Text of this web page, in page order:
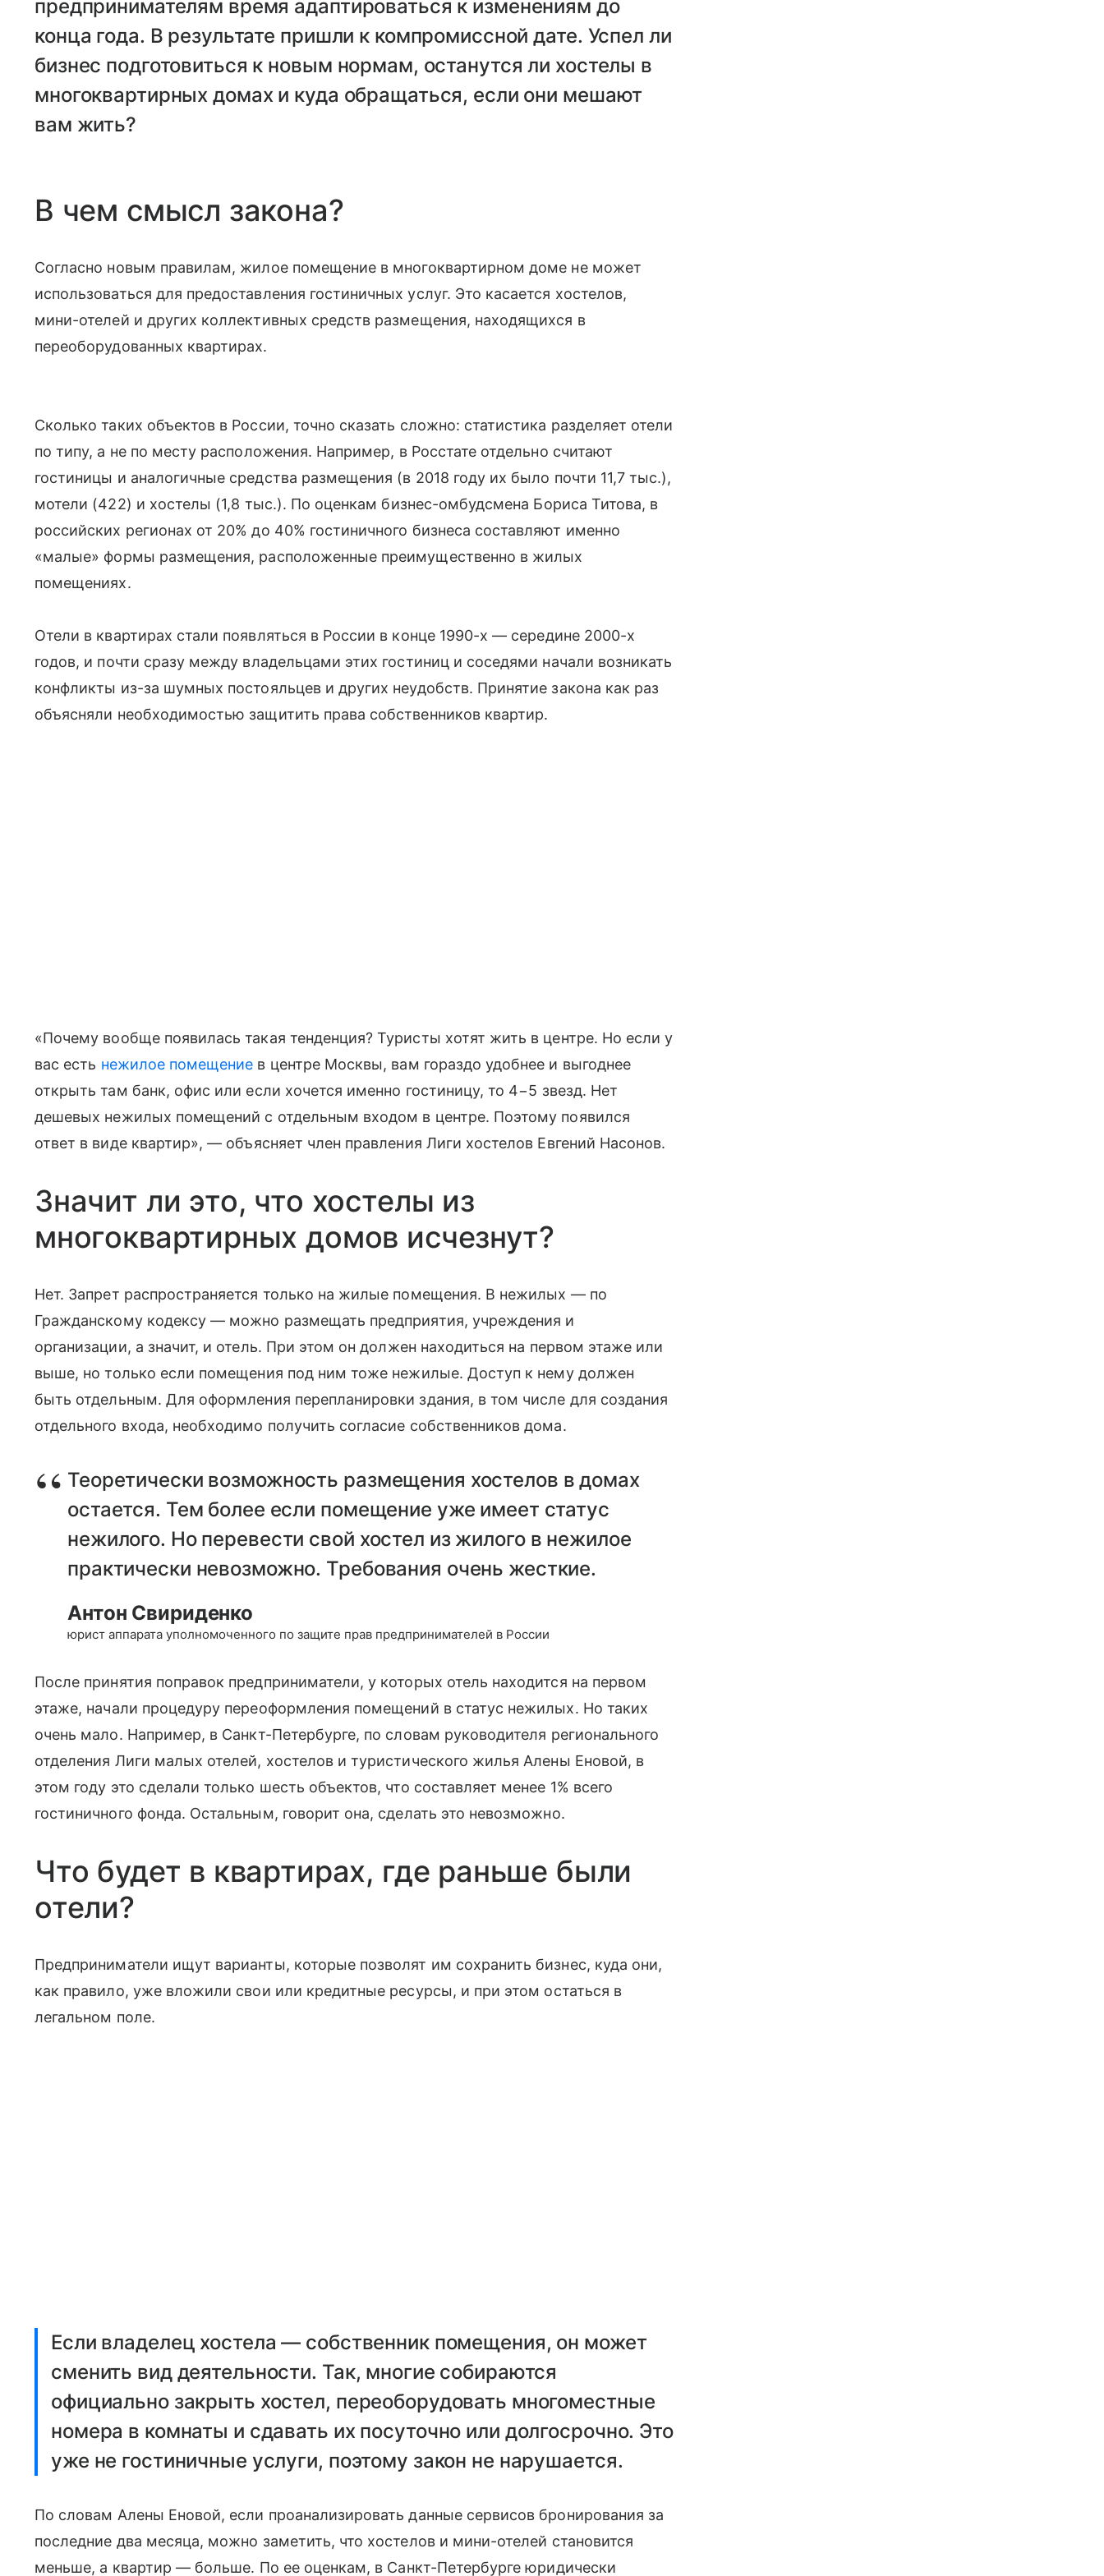
предпринимателям время адаптироваться к изменениям до
конца года. В результате пришли к компромиссной дате. Успел ли
бизнес подготовиться к новым нормам, останутся ли хостелы в
многоквартирных домах и куда обращаться, если они мешают
вам жить?
В чем смысл закона?
Согласно новым правилам, жилое помещение в многоквартирном доме не может
использоваться для предоставления гостиничных услуг. Это касается хостелов,
мини-отелей и других коллективных средств размещения, находящихся в
переоборудованных квартирах.
Сколько таких объектов в России, точно сказать сложно: статистика разделяет отели
по типу, а не по месту расположения. Например, в Росстате отдельно считают
гостиницы и аналогичные средства размещения (в 2018 году их было почти 11,7 тыс.),
мотели (422) и хостелы (1,8 тыс.). По оценкам бизнес-омбудсмена Бориса Титова, в
российских регионах от 20% до 40% гостиничного бизнеса составляют именно
«малые» формы размещения, расположенные преимущественно в жилых
помещениях.
Отели в квартирах стали появляться в России в конце 1990-х — середине 2000-х
годов, и почти сразу между владельцами этих гостиниц и соседями начали возникать
конфликты из-за шумных постояльцев и других неудобств. Принятие закона как раз
объясняли необходимостью защитить права собственников квартир.
«Почему вообще появилась такая тенденция? Туристы хотят жить в центре. Но если у
вас есть нежилое помещение в центре Москвы, вам гораздо удобнее и выгоднее
открыть там банк, офис или если хочется именно гостиницу, то 4−5 звезд. Нет
дешевых нежилых помещений с отдельным входом в центре. Поэтому появился
ответ в виде квартир», — объясняет член правления Лиги хостелов Евгений Насонов.
Значит ли это, что хостелы из
многоквартирных домов исчезнут?
Нет. Запрет распространяется только на жилые помещения. В нежилых — по
Гражданскому кодексу — можно размещать предприятия, учреждения и
организации, а значит, и отель. При этом он должен находиться на первом этаже или
выше, но только если помещения под ним тоже нежилые. Доступ к нему должен
быть отдельным. Для оформления перепланировки здания, в том числе для создания
отдельного входа, необходимо получить согласие собственников дома.
Теоретически возможность размещения хостелов в домах
остается. Тем более если помещение уже имеет статус
нежилого. Но перевести свой хостел из жилого в нежилое
практически невозможно. Требования очень жесткие.
Антон Свириденко
юрист аппарата уполномоченного по защите прав предпринимателей в России
После принятия поправок предприниматели, у которых отель находится на первом
этаже, начали процедуру переоформления помещений в статус нежилых. Но таких
очень мало. Например, в Санкт-Петербурге, по словам руководителя регионального
отделения Лиги малых отелей, хостелов и туристического жилья Алены Еновой, в
этом году это сделали только шесть объектов, что составляет менее 1% всего
гостиничного фонда. Остальным, говорит она, сделать это невозможно.
Что будет в квартирах, где раньше были
отели?
Предприниматели ищут варианты, которые позволят им сохранить бизнес, куда они,
как правило, уже вложили свои или кредитные ресурсы, и при этом остаться в
легальном поле.
Если владелец хостела — собственник помещения, он может
сменить вид деятельности. Так, многие собираются
официально закрыть хостел, переоборудовать многоместные
номера в комнаты и сдавать их посуточно или долгосрочно. Это
уже не гостиничные услуги, поэтому закон не нарушается.
По словам Алены Еновой, если проанализировать данные сервисов бронирования за
последние два месяца, можно заметить, что хостелов и мини-отелей становится
меньше, а квартир — больше. По ее оценкам, в Санкт-Петербурге юридически